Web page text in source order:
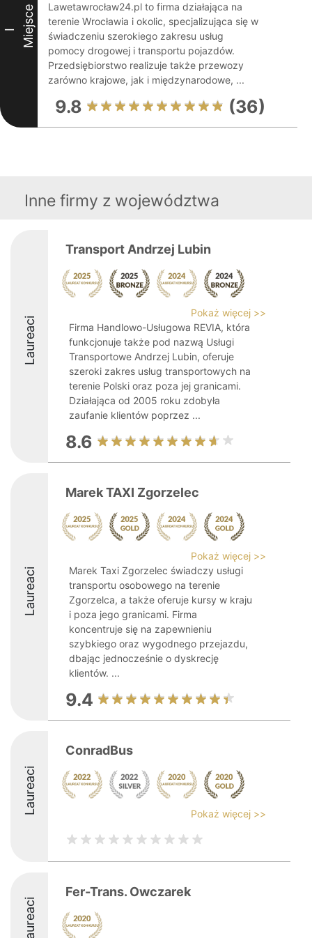
I Miejsce
Lawetawrocław24.pl to firma działająca na
terenie Wrocławia i okolic, specjalizująca się w
świadczeniu szerokiego zakresu usług
pomocy drogowej i transportu pojazdów.
Przedsiębiorstwo realizuje także przewozy
zarówno krajowe, jak i międzynarodowe, ...
9.8 (36)
Inne firmy z województwa
Laureaci
Transport Andrzej Lubin
Pokaż więcej >>
Firma Handlowo-Usługowa REVIA, która
funkcjonuje także pod nazwą Usługi
Transportowe Andrzej Lubin, oferuje
szeroki zakres usług transportowych na
terenie Polski oraz poza jej granicami.
Działająca od 2005 roku zdobyła
zaufanie klientów poprzez ...
8.6
Laureaci
Marek TAXI Zgorzelec
Pokaż więcej >>
Marek Taxi Zgorzelec świadczy usługi
transportu osobowego na terenie
Zgorzelca, a także oferuje kursy w kraju
i poza jego granicami. Firma
koncentruje się na zapewnieniu
szybkiego oraz wygodnego przejazdu,
dbając jednocześnie o dyskrecję
klientów. ...
9.4
Laureaci
ConradBus
Pokaż więcej >>
Laureaci
Fer-Trans. Owczarek